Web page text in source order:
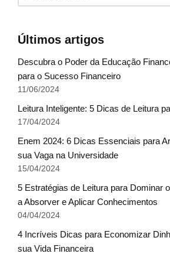
Últimos artigos
Descubra o Poder da Educação
para o Sucesso Financeiro
11/06/2024
Leitura Inteligente: 5 Dicas de Leitura
17/04/2024
Enem 2024: 6 Dicas Essenciais para
sua Vaga na Universidade
15/04/2024
5 Estratégias de Leitura para Dominar
a Absorver e Aplicar Conhecimentos
04/04/2024
4 Incríveis Dicas para Economizar
sua Vida Financeira